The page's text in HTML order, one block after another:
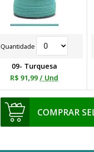
Quantidade
09- Turquesa
R$ 91,99 / Und
COMPRAR